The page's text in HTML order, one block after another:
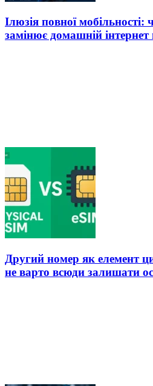
Ілюзія повної
замінює домашній інтернет
Другий номер як елемент
не варто всюди залишати